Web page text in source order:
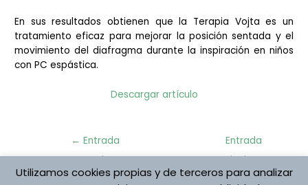
En sus resultados obtienen que la Terapia Vojta es un
tratamiento eficaz para mejorar la posición sentada y el
movimiento del diafragma durante la inspiración en niños
con PC espástica.
Descargar artículo
Navegación
← Entrada
anterior
Entrada
siguiente
→
Utilizamos cookies propias y de terceros para analizar